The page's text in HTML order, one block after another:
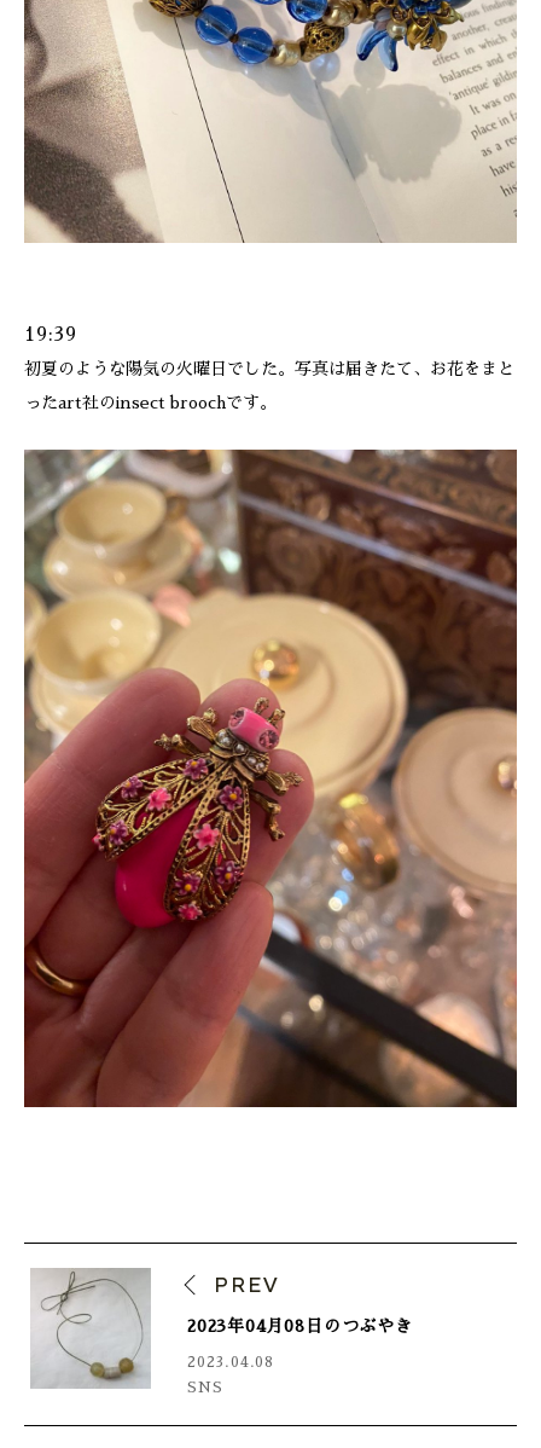
19:39
初夏のような陽気の火曜日でした。写真は届きたて、お花をまと
ったart社のinsect broochです。
PREV
2023年04月08日のつぶやき
2023.04.08
SNS